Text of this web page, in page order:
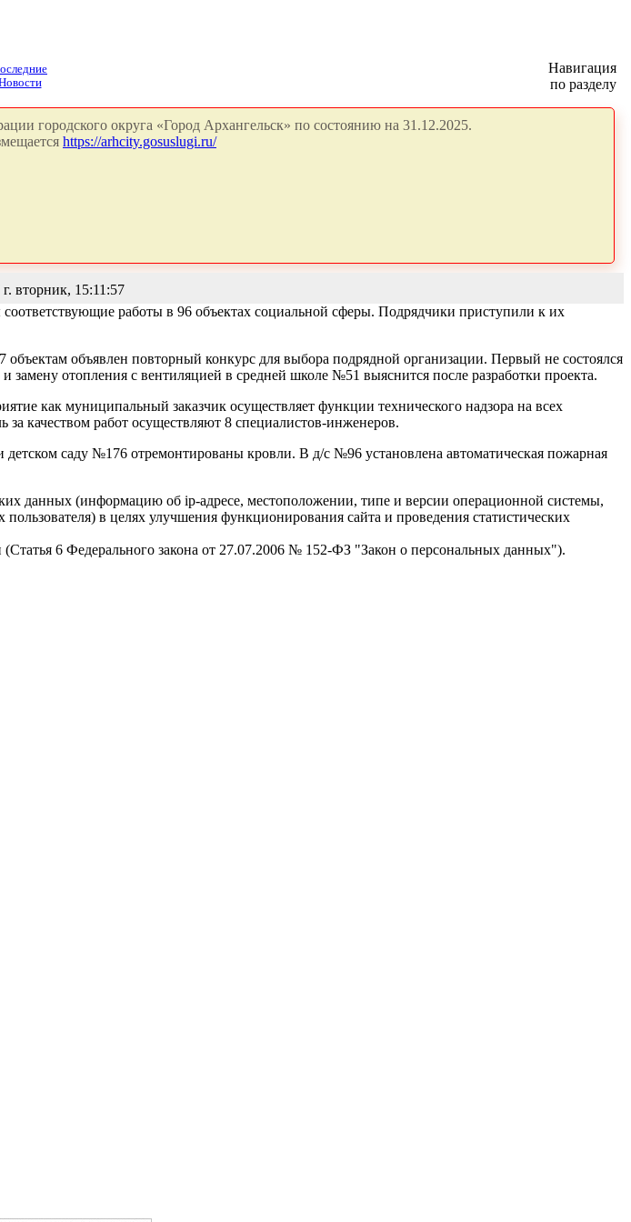
Навигация
по разделу
городского округа «Город Архангельск» по состоянию на 31.12.2025.
https://arhcity.gosuslugi.ru/
вторник, 15:11:57
работы в 96 объектах социальной сферы. Подрядчики приступили к их
объектам объявлен повторный конкурс для выбора подрядной организации. Первый не состоялся
отопления с вентиляцией в средней школе №51 выяснится после разработки проекта.
как муниципальный заказчик осуществляет функции технического надзора на всех
качеством работ осуществляют 8 специалистов-инженеров.
саду №176 отремонтированы кровли. В д/с №96 установлена автоматическая пожарная
данных (информацию об ip-адресе, местоположении, типе и версии операционной системы,
в целях улучшения функционирования сайта и проведения статистических
6 Федерального закона от 27.07.2006 № 152-ФЗ "Закон о персональных данных").